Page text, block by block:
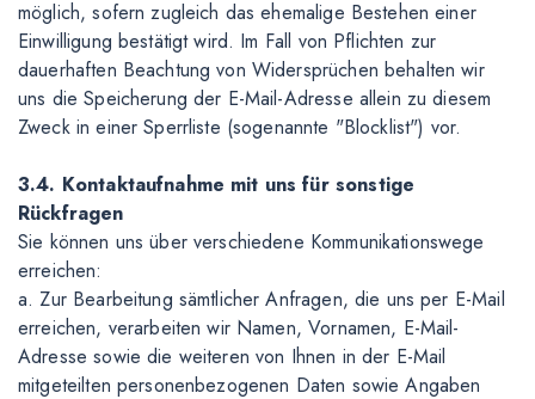
möglich, sofern zugleich das ehemalige Bestehen einer
Einwilligung bestätigt wird. Im Fall von Pflichten zur
dauerhaften Beachtung von Widersprüchen behalten wir
uns die Speicherung der E-Mail-Adresse allein zu diesem
Zweck in einer Sperrliste (sogenannte "Blocklist") vor.
3.4. Kontaktaufnahme mit uns für sonstige
Rückfragen
Sie können uns über verschiedene Kommunikationswege
erreichen:
a. Zur Bearbeitung sämtlicher Anfragen, die uns per E-Mail
erreichen, verarbeiten wir Namen, Vornamen, E-Mail-
Adresse sowie die weiteren von Ihnen in der E-Mail
mitgeteilten personenbezogenen Daten sowie Angaben